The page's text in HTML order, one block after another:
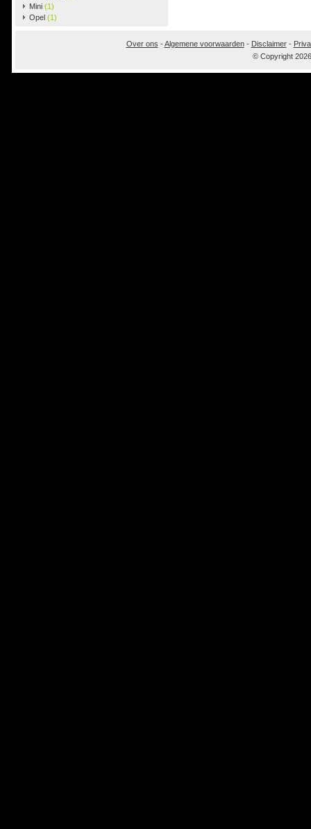
Mini (1)
Opel (1)
Over ons -Algemene voorwaarden- Disclaimer-
© Copyright